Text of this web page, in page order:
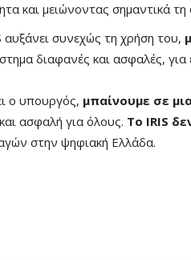
και μειώνοντας σημαντικά
αυξάνει συνεχώς τη χρήση του,
διαφανές και ασφαλές, για
ο υπουργός, μπαίνουμε σε
ασφαλή για όλους. Το IRIS
στην ψηφιακή Ελλάδα.